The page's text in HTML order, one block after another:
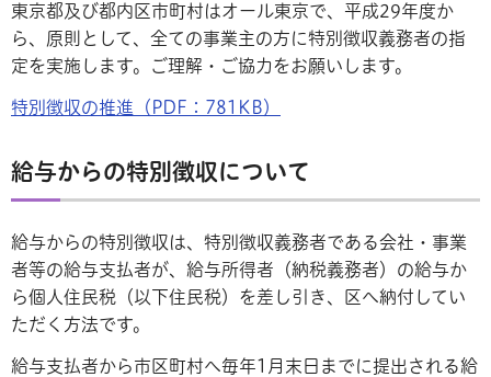
東京都及び都内区市町村はオール東京で、平成29年度か
ら、原則として、全ての事業主の方に特別徴収義務者の指
定を実施します。ご理解・ご協力をお願いします。
特別徴収の推進（PDF：781KB）
給与からの特別徴収について
給与からの特別徴収は、特別徴収義務者である会社・事業
者等の給与支払者が、給与所得者（納税義務者）の給与か
ら個人住民税（以下住民税）を差し引き、区へ納付してい
ただく方法です。
給与支払者から市区町村へ毎年1月末日までに提出される給